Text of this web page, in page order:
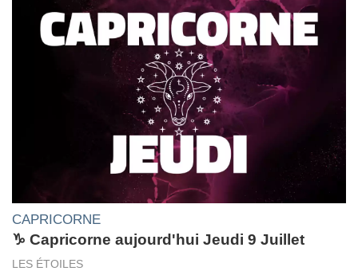
CAPRICORNE
♑ Capricorne aujourd'hui Jeudi 9 Juillet
LES ÉTOILES